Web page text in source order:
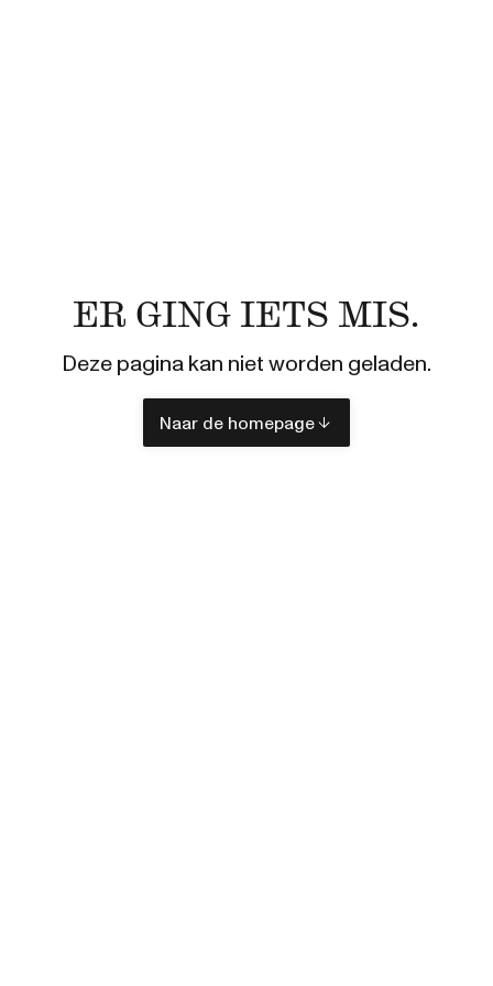
ER GING IETS MIS.
Deze pagina kan niet worden geladen.
Naar de homepage